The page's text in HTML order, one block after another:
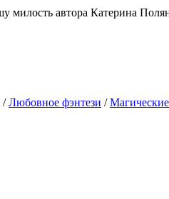
/Любовное фэнтези /